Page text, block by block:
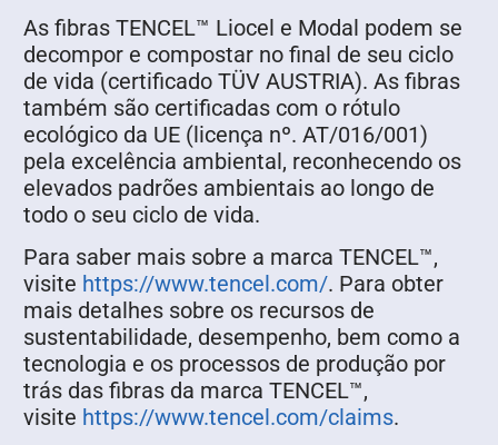
As fibras TENCEL™ Liocel e Modal podem se
decompor e compostar no final de seu ciclo
de vida (certificado TÜV AUSTRIA). As fibras
também são certificadas com o rótulo
ecológico da UE (licença nº. AT/016/001)
pela excelência ambiental, reconhecendo os
elevados padrões ambientais ao longo de
todo o seu ciclo de vida.
Para saber mais sobre a marca TENCEL™,
visite https://www.tencel.com/. Para obter
mais detalhes sobre os recursos de
sustentabilidade, desempenho, bem como a
tecnologia e os processos de produção por
trás das fibras da marca TENCEL™,
visite https://www.tencel.com/claims.